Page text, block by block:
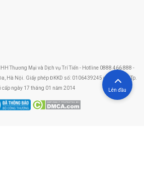
Thương Mại và Dịch vụ Trí Tiến - Hotline 0888 466 888 -
Hà Nội. Giấy phép ĐKKD số: 0106439245 do Sở KHĐT Tp.
cấp ngày 17 tháng 01 năm 2014
Lên đầu